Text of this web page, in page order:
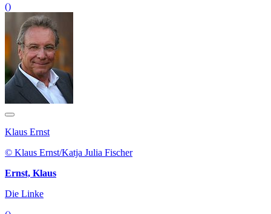
()
Klaus Ernst
© Klaus Ernst/Katja Julia Fischer
Ernst, Klaus
Die Linke